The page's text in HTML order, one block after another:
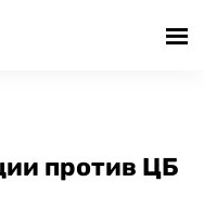
против ЦБ